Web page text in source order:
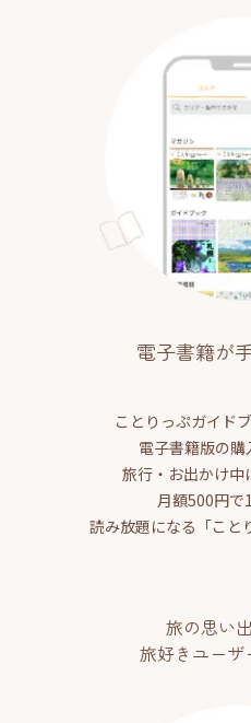
電子書籍が
ことりっぷガイド
電子書籍版の購
旅行・お出かけ
月額500円で
読み放題になる「こと
旅の思い
旅好きユーザ